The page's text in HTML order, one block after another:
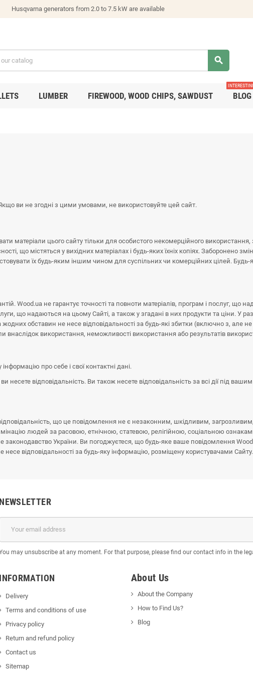
Husqvarna generators from 2.0 to 7.5 kW are available
search
LUMBER FIREWOOD, WOOD CHIPS, SAWDUST BLOG
ви не згодні з цими умовами, не використовуйте цей сайт.
матеріали цього сайту тільки для особистого некомерційного
що містяться у вихідних матеріалах і будь-яких їхніх копіях. Заборонено
їх будь-яким іншим чином для суспільних чи комерційних цілей. Будь-
Wood.ua не гарантує точності та повноти матеріалів, програм і послуг, що
що надаються на цьому Сайті, а також у згадані в них продукти та ціни. У
обставин не несе відповідальності за будь-які збитки (включно з, але
внаслідок використання, неможливості використання або результатів
про себе і свої контактні дані.
несете відповідальність. Ви також несете відповідальність за всі дії під
що це повідомлення не є незаконним, шкідливим,
людей за расовою, етнічною, статевою, релігійною, соціальною
України. Ви погоджуєтеся, що будь-яке ваше повідомлення
відповідальності за будь-яку інформацію, розміщену користувачами Сайту.
NEWSLETTER
may unsubscribe at any moment. For that purpose, please find our contact info in the
INFORMATION
Delivery
Terms and conditions of use
Privacy policy
Return and refund policy
Contact us
Sitemap
About Us
About the Company
How to Find Us?
Blog